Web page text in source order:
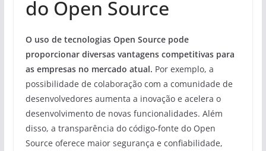
do Open Source
O uso de tecnologias Open Source pode
proporcionar diversas vantagens competitivas para
as empresas no mercado atual. Por exemplo, a
possibilidade de colaboração com a comunidade de
desenvolvedores aumenta a inovação e acelera o
desenvolvimento de novas funcionalidades. Além
disso, a transparência do código-fonte do Open
Source oferece maior segurança e confiabilidade,